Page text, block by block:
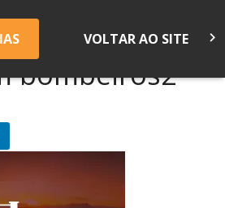
VOLTAR AO SITE keyboard_arrow_right
bombeiros2